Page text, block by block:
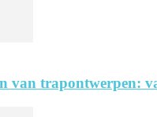
van trapontwerpen: